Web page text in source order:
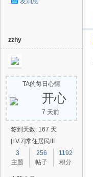
zzhy
TA的每日心情
开心
7 天前
签到天数: 167 天
[LV.7]常住居民III
3
主题
256
帖子
1192
积分